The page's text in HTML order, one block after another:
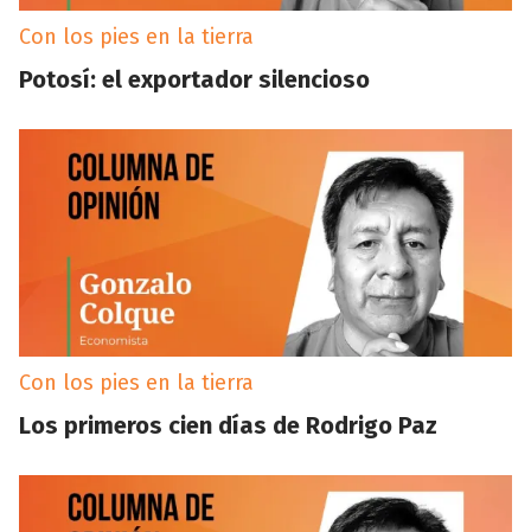
Con los pies en la tierra
Potosí: el exportador silencioso
Con los pies en la tierra
Los primeros cien días de Rodrigo Paz